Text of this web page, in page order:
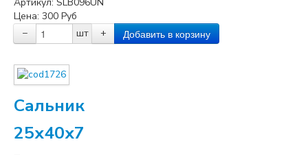
Цена: 300 Руб
−
шт +
Сальник
25x40x7